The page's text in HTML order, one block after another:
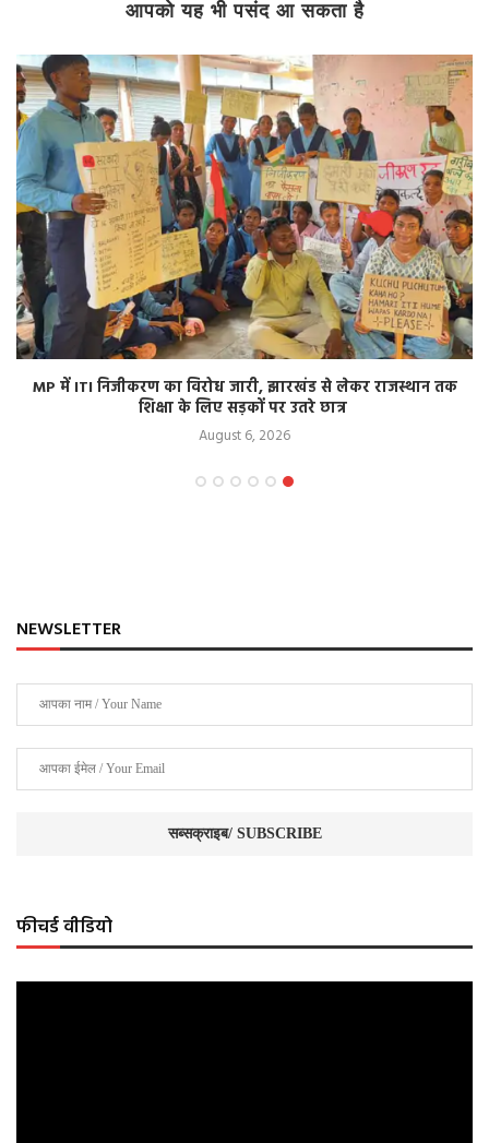
आपको यह भी पसंद आ सकता है
MP में ITI निजीकरण का विरोध जारी, झारखंड से लेकर राजस्थान तक
शिक्षा के लिए सड़कों पर उतरे छात्र
August 6, 2026
NEWSLETTER
फीचर्ड वीडियो